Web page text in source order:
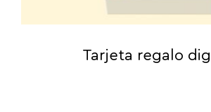
Tarjeta regalo